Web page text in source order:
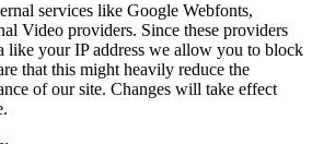
services like Google Webfonts,
Video providers. Since these providers
like your IP address we allow you to block
that this might heavily reduce the
of our site. Changes will take effect